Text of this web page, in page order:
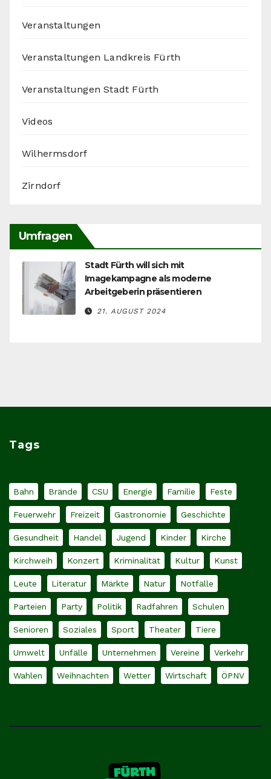
Veranstaltungen
Veranstaltungen Landkreis Fürth
Veranstaltungen Stadt Fürth
Videos
Wilhermsdorf
Zirndorf
Umfragen
Stadt Fürth will sich mit
Imagekampagne als moderne
Arbeitgeberin präsentieren
21. AUGUST 2024
Tags
Bahn Brände CSU Energie Familie Feste
Feuerwehr Freizeit Gastronomie Geschichte
Gesundheit Handel Jugend Kinder Kirche
Kirchweih Konzert Kriminalität Kultur Kunst
Leute Literatur Märkte Natur Notfälle
Parteien Party Politik Radfahren Schulen
Senioren Soziales Sport Theater Tiere
Umwelt Unfälle Unternehmen Vereine Verkehr
Wahlen Weihnachten Wetter Wirtschaft ÖPNV